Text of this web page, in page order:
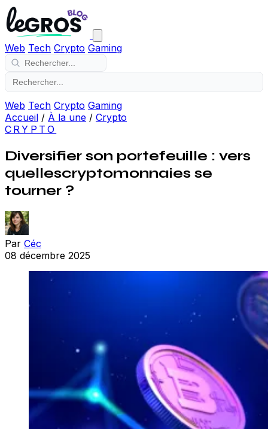
Web Tech Crypto Gaming
Web Tech Crypto Gaming
Accueil / À la une / Crypto
CRYPTO
Diversifier son portefeuille : vers
quellescryptomonnaies se
tourner ?
Par Céc
08 décembre 2025